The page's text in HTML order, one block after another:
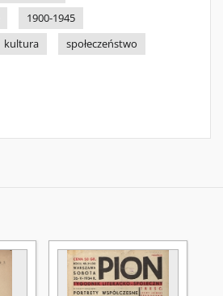
1900-1945
kultura
społeczeństwo